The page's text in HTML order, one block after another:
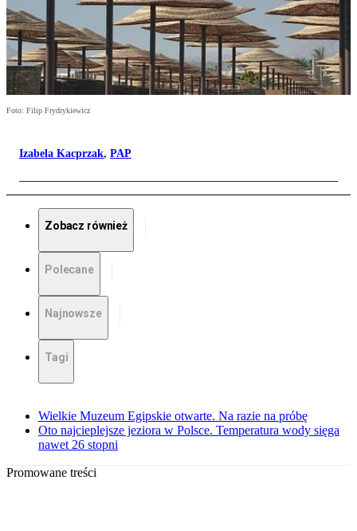
Foto: Filip Frydrykiewicz
Izabela Kacprzak, PAP
Zobacz również
Polecane
Najnowsze
Tagi
Wielkie Muzeum Egipskie otwarte. Na razie na próbę
Oto najcieplejsze jeziora w Polsce. Temperatura wody sięga
nawet 26 stopni
Promowane treści